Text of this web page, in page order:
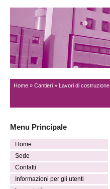
Home » Cantieri » Lavori di costruzione
Menu Principale
Home
Sede
Contatti
Informazioni per gli utenti